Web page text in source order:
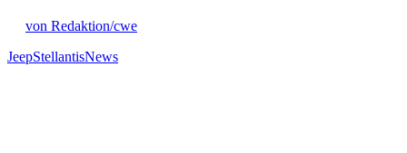
von Redaktion/cwe
JeepStellantisNews